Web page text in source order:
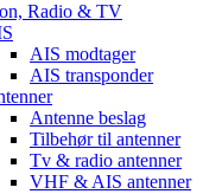
Radio & TV
AIS modtager
AIS transponder
Antenne beslag
Tilbehør til antenner
Tv & radio antenner
VHF & AIS antenner